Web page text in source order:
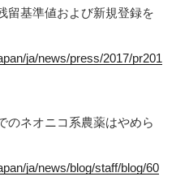
留基準値および新規登録を
ja/news/press/2017/pr201
のネオニコ系農薬はやめら
ja/news/blog/staff/blog/60